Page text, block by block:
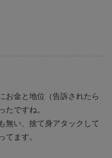
お金と地位（告訴されたら
たですね。
無い、捨て身アタックして
てます。